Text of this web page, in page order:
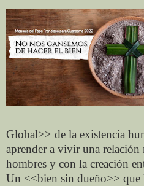
Global>> de la existencia
aprender a vivir una relación
hombres y con la creación
Un <<bien sin dueño>> que